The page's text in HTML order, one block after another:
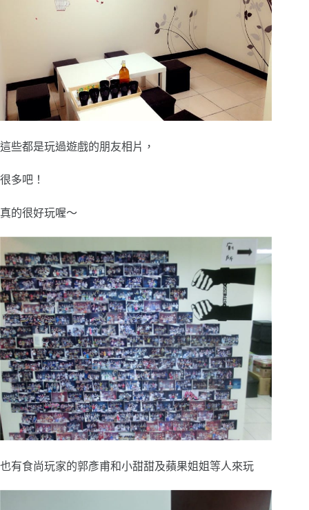
這些都是玩過遊戲的朋友相片，
很多吧！
真的很好玩喔～
也有食尚玩家的郭彥甫和小甜甜及蘋果姐姐等人來玩